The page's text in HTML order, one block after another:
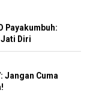
Payakumbuh:
Diri
Jangan Cuma